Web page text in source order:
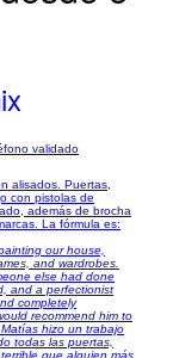
validado
alisados. Puertas,
con pistolas de
además de brocha
La fórmula es:
our house,
and wardrobes.
else had done
and a perfectionist
completely
recommend him to
hizo un trabajo
todas las puertas,
que alguien más